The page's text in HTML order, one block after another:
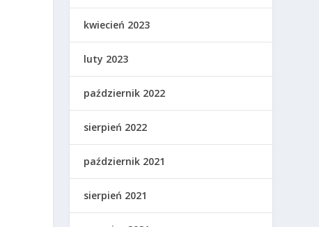
kwiecień 2023
luty 2023
październik 2022
sierpień 2022
październik 2021
sierpień 2021